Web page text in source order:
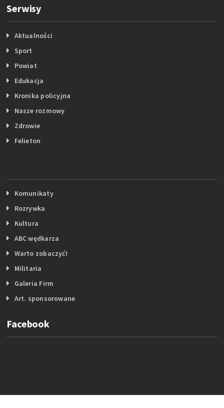
Serwisy
Aktualności
Sport
Powiat
Edukacja
Kronika policyjna
Nasze rozmowy
Zdrowie
Felieton
Komunikaty
Rozrywka
Kultura
ABC wędkarza
Warto zobaczyć!
Militaria
Galeria Firm
Art. sponsorowane
Facebook